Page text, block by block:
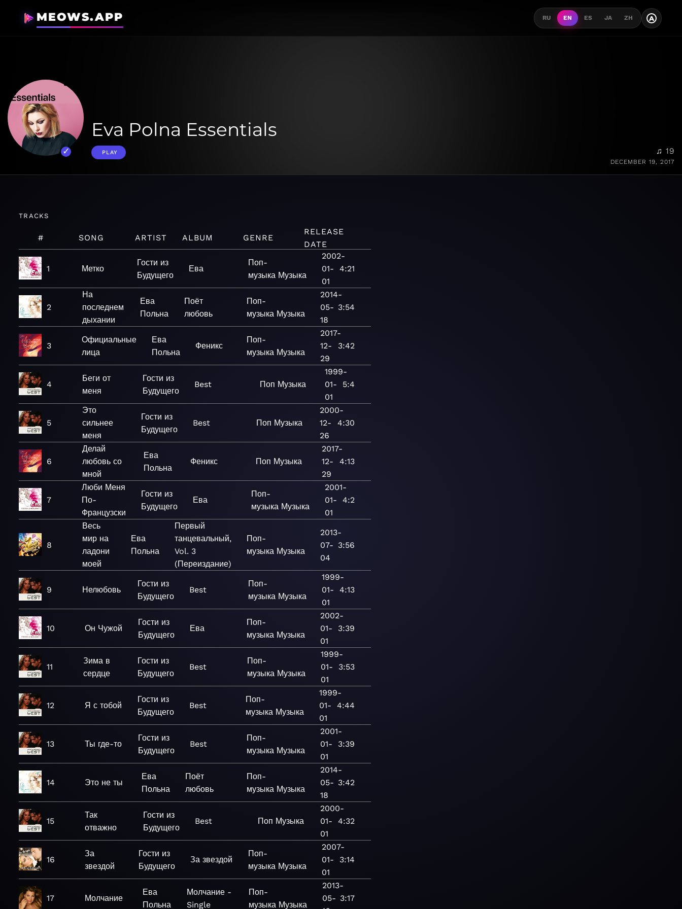
MEOWS.APP RU EN ES JA ZH A
Eva Polna Essentials
PLAY ♫ 19
DECEMBER 19, 2017
TRACKS
# SONG ARTIST ALBUM GENRE
RELEASE
DATE
1 Метко
Гости из
Будущего
Ева
Поп-
музыка Музыка
2002-
01-
01
4:21
2
На
последнем
дыхании
Ева
Польна
Поёт
любовь
Поп-
музыка Музыка
2014-
05-
18
3:54
3
Официальные
лица
Ева
Польна
Феникс
Поп-
музыка Музыка
2017-
12-
29
3:42
4
Беги от
меня
Гости из
Будущего
Best Поп Музыка
1999-
01-
01
5:4
5
Это
сильнее
меня
Гости из
Будущего
Best Поп Музыка
2000-
12-
26
4:30
6
Делай
любовь со
мной
Ева
Польна
Феникс Поп Музыка
2017-
12-
29
4:13
7
Люби Меня
По-
Французски
Гости из
Будущего
Ева
Поп-
музыка Музыка
2001-
01-
01
4:2
8
Весь
мир на
ладони
моей
Ева
Польна
Первый
танцевальный,
Vol. 3
(Переиздание)
Поп-
музыка Музыка
2013-
07-
04
3:56
9 Нелюбовь
Гости из
Будущего
Best
Поп-
музыка Музыка
1999-
01-
01
4:13
10 Он Чужой
Гости из
Будущего
Ева
Поп-
музыка Музыка
2002-
01-
01
3:39
11
Зима в
сердце
Гости из
Будущего
Best
Поп-
музыка Музыка
1999-
01-
01
3:53
12 Я с тобой
Гости из
Будущего
Best
Поп-
музыка Музыка
1999-
01-
01
4:44
13 Ты где-то
Гости из
Будущего
Best
Поп-
музыка Музыка
2001-
01-
01
3:39
14 Это не ты
Ева
Польна
Поёт
любовь
Поп-
музыка Музыка
2014-
05-
18
3:42
15
Так
отважно
Гости из
Будущего
Best Поп Музыка
2000-
01-
01
4:32
16
За
звездой
Гости из
Будущего
За звездой
Поп-
музыка Музыка
2007-
01-
01
3:14
17 Молчание
Ева
Польна
Молчание -
Single
Поп-
музыка Музыка
2013-
05- 3:17